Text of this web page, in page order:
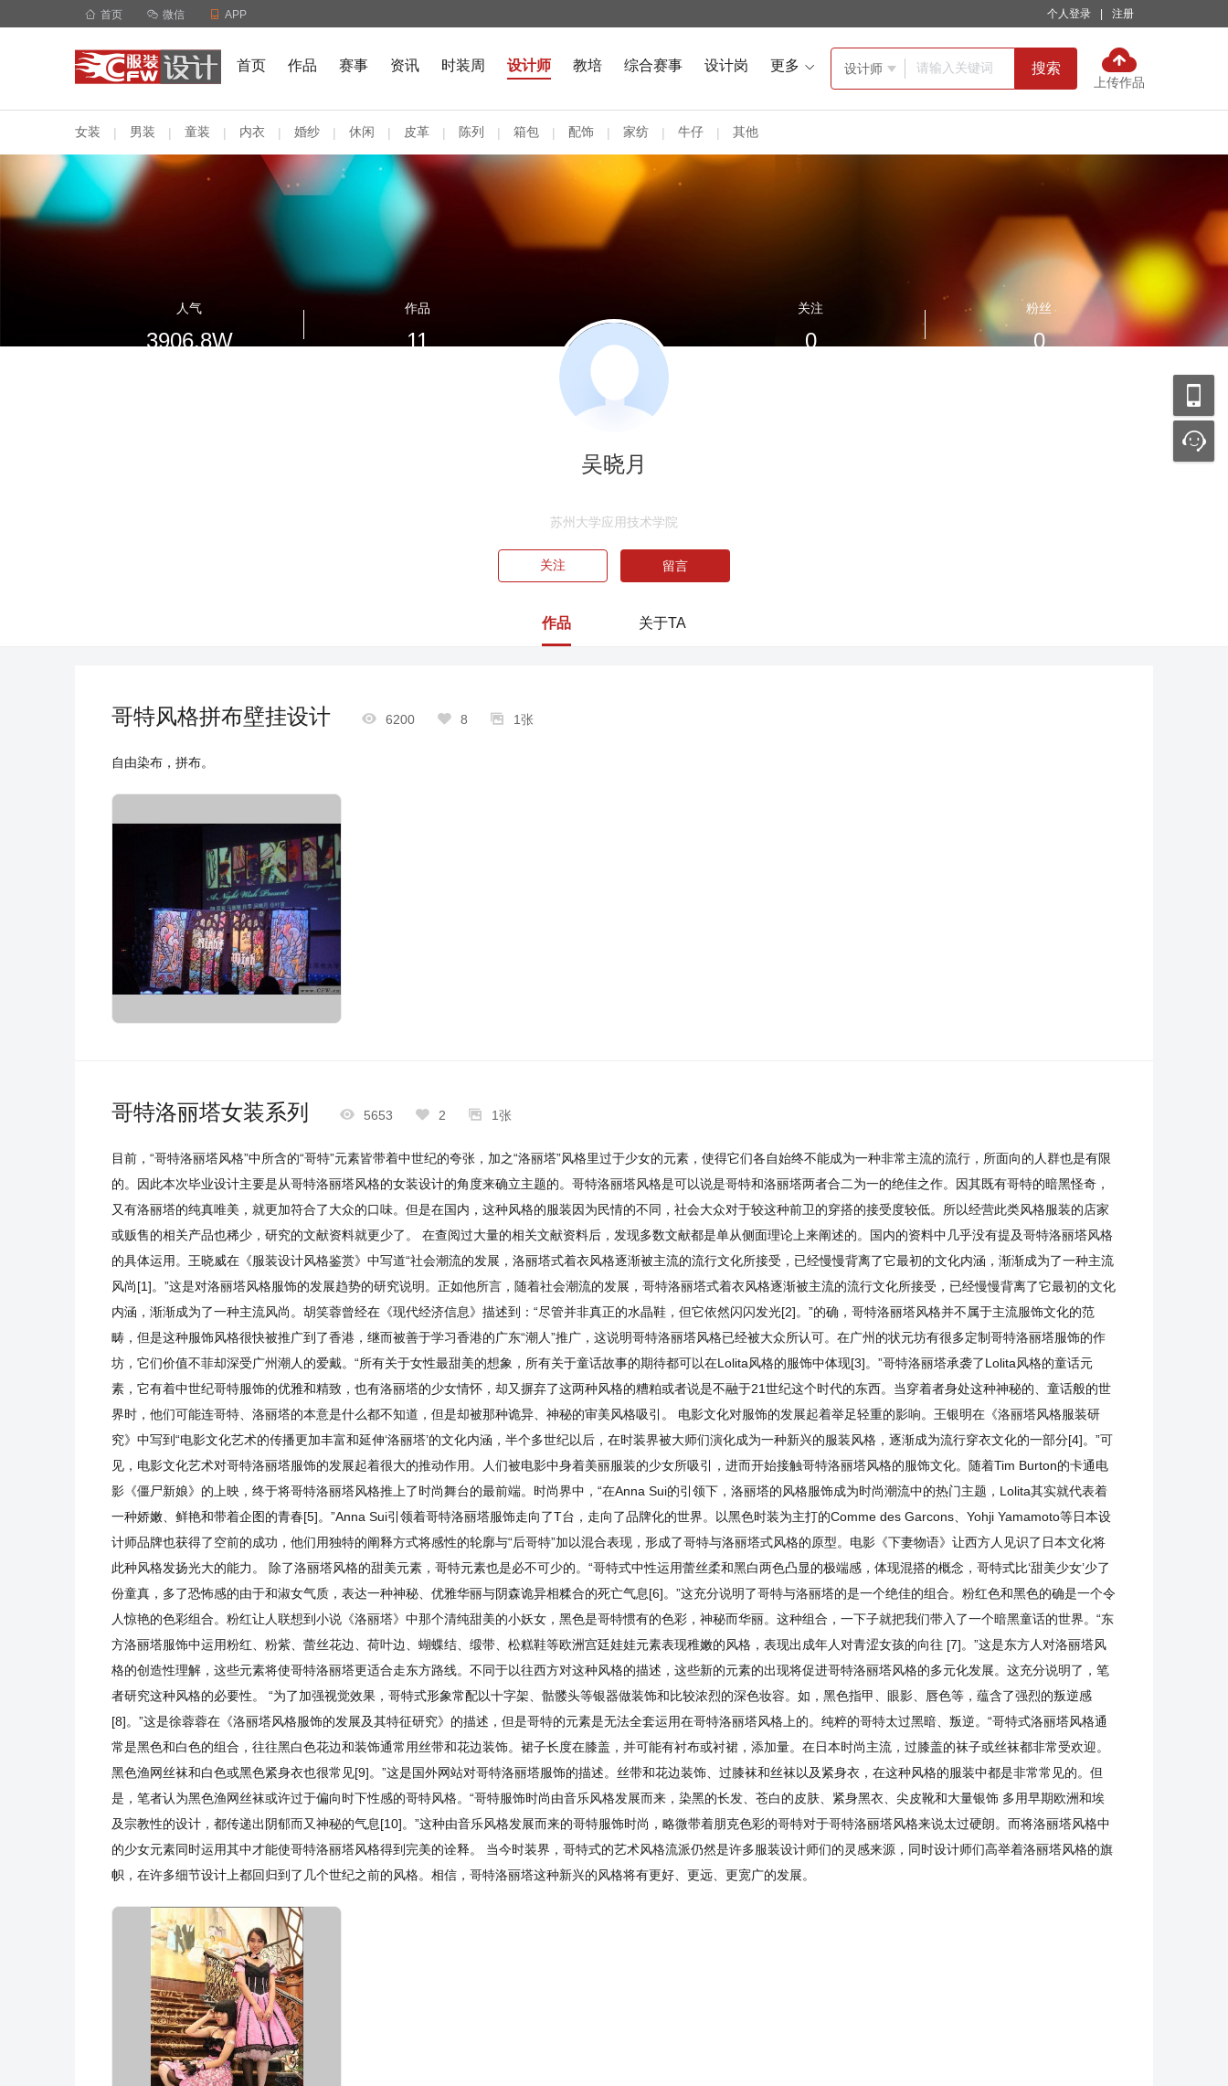
 首页  微信  APP 个人登录 注册
首页 作品 赛事 资讯 时装周 设计师 教培 综合赛事 设计岗 更多  设计师  搜索
上传作品
女装 | 男装 | 童装 | 内衣 | 婚纱 | 休闲 | 皮革 | 陈列 | 箱包 | 配饰 | 家纺 | 牛仔 | 其他
人气
3906.8W
作品
11
关注
0
粉丝
0
吴晓月
苏州大学应用技术学院
关注 留言
作品 关于TA
哥特风格拼布壁挂设计  6200  8  1张
自由染布，拼布。
哥特洛丽塔女装系列  5653  2  1张
目前，“哥特洛丽塔风格”中所含的“哥特”元素皆带着中世纪的夸张，加之“洛丽塔”风格里过于少女的元素，使得它们各自始终不能成为一种非常主流的流行，所面向的人群也是有限
的。因此本次毕业设计主要是从哥特洛丽塔风格的女装设计的角度来确立主题的。哥特洛丽塔风格是可以说是哥特和洛丽塔两者合二为一的绝佳之作。因其既有哥特的暗黑怪奇，
又有洛丽塔的纯真唯美，就更加符合了大众的口味。但是在国内，这种风格的服装因为民情的不同，社会大众对于较这种前卫的穿搭的接受度较低。所以经营此类风格服装的店家
或贩售的相关产品也稀少，研究的文献资料就更少了。 在查阅过大量的相关文献资料后，发现多数文献都是单从侧面理论上来阐述的。国内的资料中几乎没有提及哥特洛丽塔风格
的具体运用。王晓威在《服装设计风格鉴赏》中写道“社会潮流的发展，洛丽塔式着衣风格逐渐被主流的流行文化所接受，已经慢慢背离了它最初的文化内涵，渐渐成为了一种主流
风尚[1]。”这是对洛丽塔风格服饰的发展趋势的研究说明。正如他所言，随着社会潮流的发展，哥特洛丽塔式着衣风格逐渐被主流的流行文化所接受，已经慢慢背离了它最初的文化
内涵，渐渐成为了一种主流风尚。胡笑蓉曾经在《现代经济信息》描述到：“尽管并非真正的水晶鞋，但它依然闪闪发光[2]。”的确，哥特洛丽塔风格并不属于主流服饰文化的范
畴，但是这种服饰风格很快被推广到了香港，继而被善于学习香港的广东“潮人”推广，这说明哥特洛丽塔风格已经被大众所认可。在广州的状元坊有很多定制哥特洛丽塔服饰的作
坊，它们价值不菲却深受广州潮人的爱戴。“所有关于女性最甜美的想象，所有关于童话故事的期待都可以在Lolita风格的服饰中体现[3]。”哥特洛丽塔承袭了Lolita风格的童话元
素，它有着中世纪哥特服饰的优雅和精致，也有洛丽塔的少女情怀，却又摒弃了这两种风格的糟粕或者说是不融于21世纪这个时代的东西。当穿着者身处这种神秘的、童话般的世
界时，他们可能连哥特、洛丽塔的本意是什么都不知道，但是却被那种诡异、神秘的审美风格吸引。 电影文化对服饰的发展起着举足轻重的影响。王银明在《洛丽塔风格服装研
究》中写到“电影文化艺术的传播更加丰富和延伸‘洛丽塔’的文化内涵，半个多世纪以后，在时装界被大师们演化成为一种新兴的服装风格，逐渐成为流行穿衣文化的一部分[4]。”可
见，电影文化艺术对哥特洛丽塔服饰的发展起着很大的推动作用。人们被电影中身着美丽服装的少女所吸引，进而开始接触哥特洛丽塔风格的服饰文化。随着Tim Burton的卡通电
影《僵尸新娘》的上映，终于将哥特洛丽塔风格推上了时尚舞台的最前端。时尚界中，“在Anna Sui的引领下，洛丽塔的风格服饰成为时尚潮流中的热门主题，Lolita其实就代表着
一种娇嫩、鲜艳和带着企图的青春[5]。”Anna Sui引领着哥特洛丽塔服饰走向了T台，走向了品牌化的世界。以黑色时装为主打的Comme des Garcons、Yohji Yamamoto等日本设
计师品牌也获得了空前的成功，他们用独特的阐释方式将感性的轮廓与“后哥特”加以混合表现，形成了哥特与洛丽塔式风格的原型。电影《下妻物语》让西方人见识了日本文化将
此种风格发扬光大的能力。 除了洛丽塔风格的甜美元素，哥特元素也是必不可少的。“哥特式中性运用蕾丝柔和黑白两色凸显的极端感，体现混搭的概念，哥特式比‘甜美少女’少了
份童真，多了恐怖感的由于和淑女气质，表达一种神秘、优雅华丽与阴森诡异相糅合的死亡气息[6]。”这充分说明了哥特与洛丽塔的是一个绝佳的组合。粉红色和黑色的确是一个令
人惊艳的色彩组合。粉红让人联想到小说《洛丽塔》中那个清纯甜美的小妖女，黑色是哥特惯有的色彩，神秘而华丽。这种组合，一下子就把我们带入了一个暗黑童话的世界。“东
方洛丽塔服饰中运用粉红、粉紫、蕾丝花边、荷叶边、蝴蝶结、缎带、松糕鞋等欧洲宫廷娃娃元素表现稚嫩的风格，表现出成年人对青涩女孩的向往 [7]。”这是东方人对洛丽塔风
格的创造性理解，这些元素将使哥特洛丽塔更适合走东方路线。不同于以往西方对这种风格的描述，这些新的元素的出现将促进哥特洛丽塔风格的多元化发展。这充分说明了，笔
者研究这种风格的必要性。 “为了加强视觉效果，哥特式形象常配以十字架、骷髅头等银器做装饰和比较浓烈的深色妆容。如，黑色指甲、眼影、唇色等，蕴含了强烈的叛逆感
[8]。”这是徐蓉蓉在《洛丽塔风格服饰的发展及其特征研究》的描述，但是哥特的元素是无法全套运用在哥特洛丽塔风格上的。纯粹的哥特太过黑暗、叛逆。“哥特式洛丽塔风格通
常是黑色和白色的组合，往往黑白色花边和装饰通常用丝带和花边装饰。裙子长度在膝盖，并可能有衬布或衬裙，添加量。在日本时尚主流，过膝盖的袜子或丝袜都非常受欢迎。
黑色渔网丝袜和白色或黑色紧身衣也很常见[9]。”这是国外网站对哥特洛丽塔服饰的描述。丝带和花边装饰、过膝袜和丝袜以及紧身衣，在这种风格的服装中都是非常常见的。但
是，笔者认为黑色渔网丝袜或许过于偏向时下性感的哥特风格。“哥特服饰时尚由音乐风格发展而来，染黑的长发、苍白的皮肤、紧身黑衣、尖皮靴和大量银饰 多用早期欧洲和埃
及宗教性的设计，都传递出阴郁而又神秘的气息[10]。”这种由音乐风格发展而来的哥特服饰时尚，略微带着朋克色彩的哥特对于哥特洛丽塔风格来说太过硬朗。而将洛丽塔风格中
的少女元素同时运用其中才能使哥特洛丽塔风格得到完美的诠释。 当今时装界，哥特式的艺术风格流派仍然是许多服装设计师们的灵感来源，同时设计师们高举着洛丽塔风格的旗
帜，在许多细节设计上都回归到了几个世纪之前的风格。相信，哥特洛丽塔这种新兴的风格将有更好、更远、更宽广的发展。